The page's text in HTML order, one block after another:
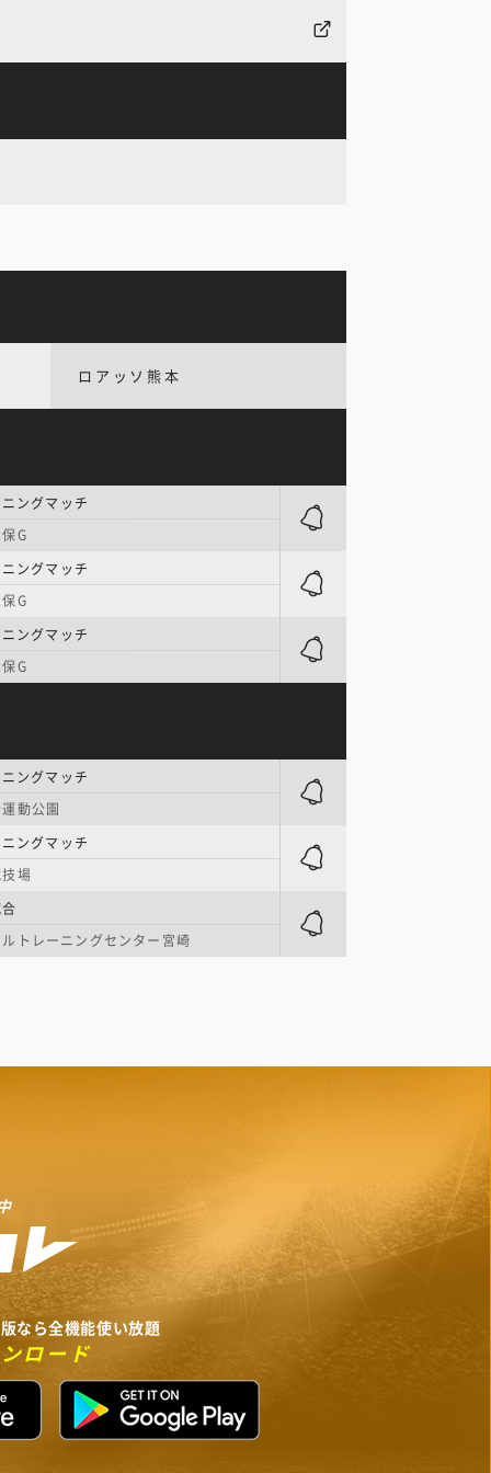
ロアッソ熊本
グマッチ
G
グマッチ
G
グマッチ
G
グマッチ
動公園
グマッチ
場
トレーニングセンター宮崎
なら全機能使い放題
ロード